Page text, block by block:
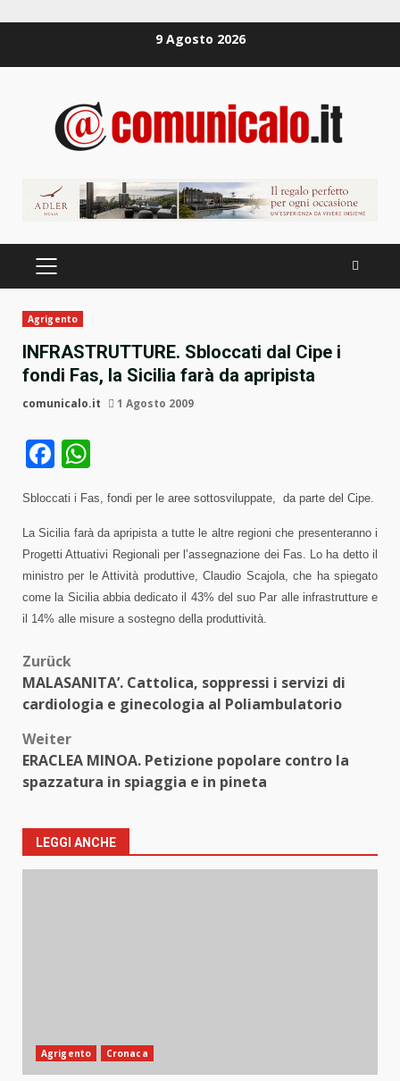
9 Agosto 2026
PRIMÄRES
MENÜ
Agrigento
INFRASTRUTTURE. Sbloccati dal Cipe i
fondi Fas, la Sicilia farà da apripista
comunicalo.it 1 Agosto 2009
Facebook
Sbloccati i Fas, fondi per le aree sottosviluppate, da parte del Cipe.
La Sicilia farà da apripista a tutte le altre regioni che presenteranno i
Progetti Attuativi Regionali per l’assegnazione dei Fas. Lo ha detto il
ministro per le Attività produttive, Claudio Scajola, che ha spiegato
come la Sicilia abbia dedicato il 43% del suo Par alle infrastrutture e
il 14% alle misure a sostegno della produttività.
Beitragsnavigation
Zurück
MALASANITA’. Cattolica, soppressi i servizi di
cardiologia e ginecologia al Poliambulatorio
Weiter
ERACLEA MINOA. Petizione popolare contro la
spazzatura in spiaggia e in pineta
LEGGI ANCHE
Agrigento Cronaca